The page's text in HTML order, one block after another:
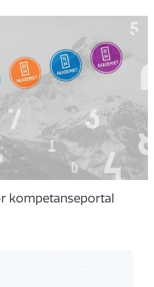
kompetanseportal